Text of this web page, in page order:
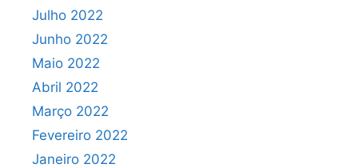
Julho 2022
Junho 2022
Maio 2022
Abril 2022
Março 2022
Fevereiro 2022
Janeiro 2022